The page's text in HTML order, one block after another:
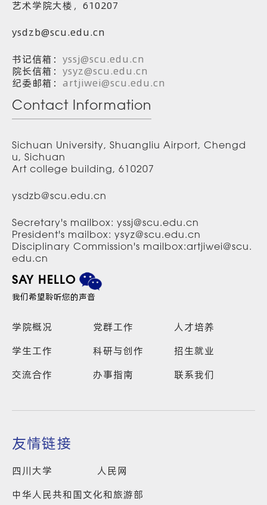
艺术学院大楼，610207
ysdzb@scu.edu.cn
书记信箱： yssj@scu.edu.cn
院长信箱： ysyz@scu.edu.cn
纪委邮箱： artjiwei@scu.edu.cn
Contact Information
Sichuan University, Shuangliu Airport, Chengd
u, Sichuan
Art college building, 610207
ysdzb@scu.edu.cn
Secretary's mailbox: yssj@scu.edu.cn
President's mailbox: ysyz@scu.edu.cn
Disciplinary Commission's mailbox:artjiwei@scu.
edu.cn
SAY HELLO
我们希望聆听您的声音
学院概况 党群工作
人才培养
学生工作
科研与创作
招生就业
交流合作
办事指南 联系我们
友情链接
四川大学
人民网
中华人民共和国文化和旅游部